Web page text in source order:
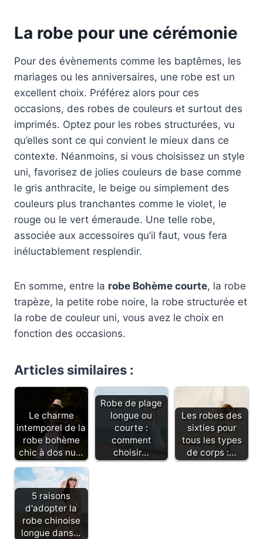
La robe pour une cérémonie
Pour des évènements comme les baptêmes, les
mariages ou les anniversaires, une robe est un
excellent choix. Préférez alors pour ces
occasions, des robes de couleurs et surtout des
imprimés. Optez pour les robes structurées, vu
qu’elles sont ce qui convient le mieux dans ce
contexte. Néanmoins, si vous choisissez un style
uni, favorisez de jolies couleurs de base comme
le gris anthracite, le beige ou simplement des
couleurs plus tranchantes comme le violet, le
rouge ou le vert émeraude. Une telle robe,
associée aux accessoires qu’il faut, vous fera
inéluctablement resplendir.
En somme, entre la robe Bohème courte, la robe
trapèze, la petite robe noire, la robe structurée et
la robe de couleur uni, vous avez le choix en
fonction des occasions.
Articles similaires :
Le charme
intemporel de la
robe bohème
chic à dos nu…
Robe de plage
longue ou
courte :
comment
choisir…
Les robes des
sixties pour
tous les types
de corps :…
5 raisons
d'adopter la
robe chinoise
longue dans…